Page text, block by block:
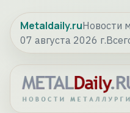
Metaldaily.ruНовости
07 августа 2026 г.